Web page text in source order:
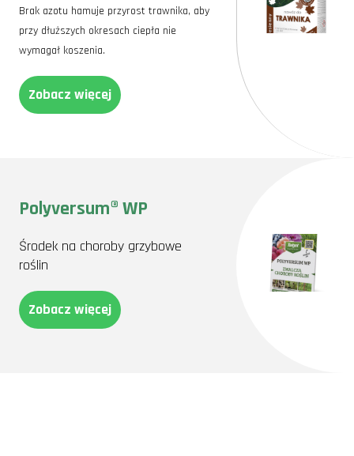
Brak azotu hamuje przyrost trawnika, aby
przy dłuższych okresach ciepła nie
wymagał koszenia.
Zobacz więcej
Polyversum® WP
Środek na choroby grzybowe
roślin
Zobacz więcej